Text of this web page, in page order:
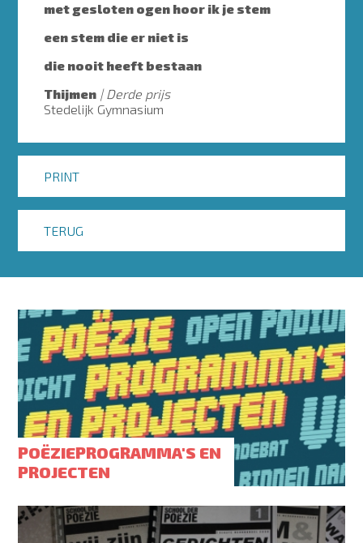
met gesloten ogen hoor ik je stem
een stem die er niet is
die nooit heeft bestaan
Thijmen
Derde prijs
Stedelijk Gymnasium
PRINT
TERUG
POËZIEPROGRAMMA'S EN
PROJECTEN